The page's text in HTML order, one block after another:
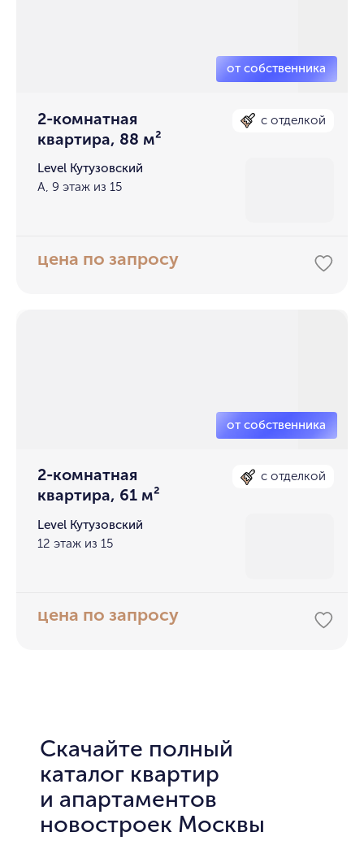
2-комнатная
квартира, 88 м²
с отделкой
Level Кутузовский
А, 9 этаж из 15
цена по запросу
2-комнатная
квартира, 61 м²
с отделкой
Level Кутузовский
12 этаж из 15
цена по запросу
Скачайте полный
каталог квартир
и апартаментов
новостроек Москвы